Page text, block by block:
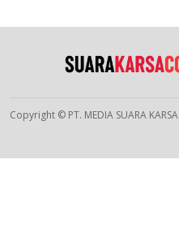
Copyright © PT. MEDIA SUARA KARSA